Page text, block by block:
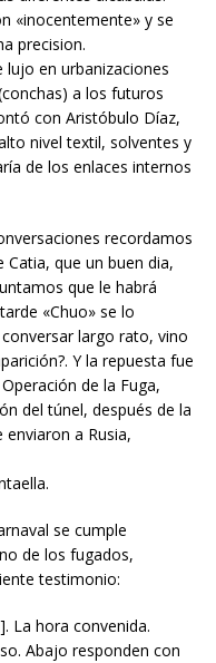
«inocentemente» y se
precision.
lujo en urbanizaciones
a los futuros
con Aristóbulo Díaz,
nivel textil, solventes y
de los enlaces internos
recordamos
que un buen dia,
que le habrá
«Chuo» se lo
largo rato, vino
Y la repuesta fue
de la Fuga,
del túnel, después de la
a Rusia,
se cumple
de los fugados,
testimonio:
La hora convenida.
Abajo responden con